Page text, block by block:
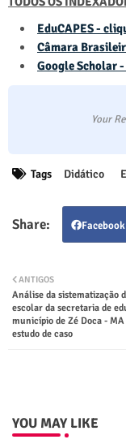
EduCAPES -
Câmara
Google Scholar
Your
Tags Didático
Facebook
ANTIGOS
Análise da sistematização
escolar da secretaria de
município de Zé Doca -
estudo de caso
YOU MAY LIKE